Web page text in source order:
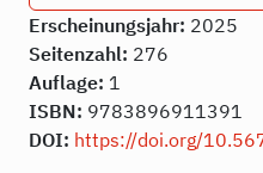
Erscheinungsjahr: 2025
Seitenzahl: 276
Auflage: 1
ISBN: 9783896911391
DOI: https://doi.org/